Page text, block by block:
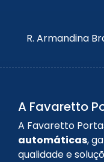
R. Armandina
A Favaretto
A Favaretto
automáticas,
qualidade e